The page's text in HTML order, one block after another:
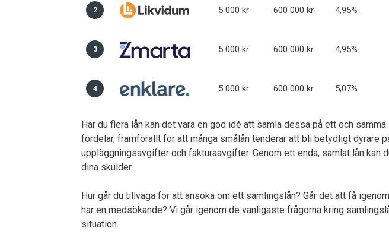
2 5 000 kr 600 000 kr 4,95%
3 5 000 kr 600 000 kr 4,95%
4 5 000 kr 600 000 kr 5,07%
Har du flera lån kan det vara en god idé att samla dessa på ett och
fördelar, framförallt för att många smålån tenderar att bli betydligt dyrare
uppläggningsavgifter och fakturaavgifter. Genom ett enda, samlat lån
dina skulder.
Hur går du tillväga för att ansöka om ett samlingslån? Går det att få
har en medsökande? Vi går igenom de vanligaste frågorna kring
situation.